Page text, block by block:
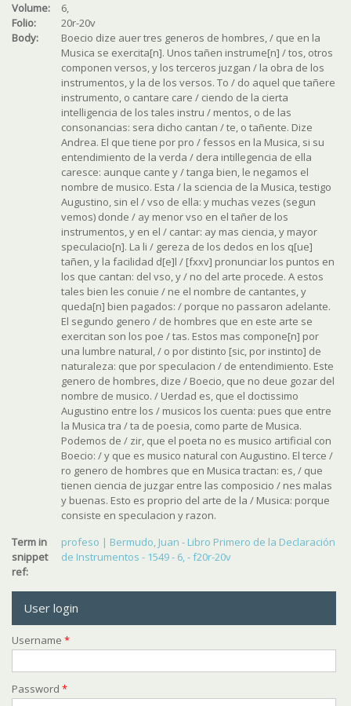
Volume:
6,
Folio:
20r-20v
Body:
Boecio dize auer tres generos de hombres, / que en la
Musica se exercita[n]. Unos tañen instrume[n] / tos, otros
componen versos, y los terceros juzgan / la obra de los
instrumentos, y la de los versos. To / do aquel que tañere
instrumento, o cantare care / ciendo de la cierta
intelligencia de los tales instru / mentos, o de las
consonancias: sera dicho cantan / te, o tañente. Dize
Andrea. El que tiene por pro / fessos en la Musica, si su
entendimiento de la verda / dera intillegencia de ella
caresce: aunque cante y / tanga bien, le negamos el
nombre de musico. Esta / la sciencia de la Musica, testigo
Augustino, sin el / vso de ella: y muchas vezes (segun
vemos) donde / ay menor vso en el tañer de los
instrumentos, y en el / cantar: ay mas ciencia, y mayor
speculacio[n]. La li / gereza de los dedos en los q[ue]
tañen, y la facilidad d[e]l / [fxxv] pronunciar los puntos en
los que cantan: del vso, y / no del arte procede. A estos
tales bien les conuie / ne el nombre de cantantes, y
queda[n] bien pagados: / porque no passaron adelante.
El segundo genero / de hombres que en este arte se
exercitan son los poe / tas. Estos mas compone[n] por
una lumbre natural, / o por distinto [sic, por instinto] de
naturaleza: que por speculacion / de entendimiento. Este
genero de hombres, dize / Boecio, que no deue gozar del
nombre de musico. / Uerdad es, que el doctissimo
Augustino entre los / musicos los cuenta: pues que entre
la Musica tra / ta de poesia, como parte de Musica.
Podemos de / zir, que el poeta no es musico artificial con
Boecio: / y que es musico natural con Augustino. El terce /
ro genero de hombres que en Musica tractan: es, / que
tienen ciencia de juzgar entre las composicio / nes malas
y buenas. Esto es proprio del arte de la / Musica: porque
consiste en speculacion y razon.
Term in
snippet
ref:
profeso | Bermudo, Juan - Libro Primero de la Declaración
de Instrumentos - 1549 - 6, - f20r-20v
User login
Username *
Password *